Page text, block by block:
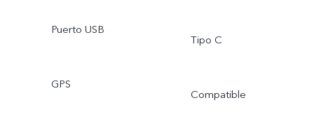
Puerto USB
Tipo C
GPS
Compatible